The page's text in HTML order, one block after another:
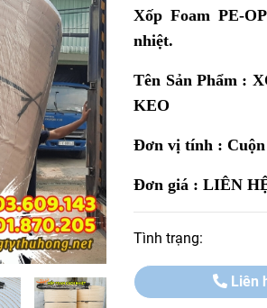
Xốp Foam PE-
nhiệt.
Tên Sản Phẩm :
KEO
Đơn vị tính : Cuộn
Đơn giá : LIÊN
Tình trạng:
Liên